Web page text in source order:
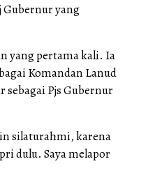
Gubernur yang
yang pertama kali. Ia
Komandan Lanud
sebagai Pjs Gubernur
silaturahmi, karena
dulu. Saya melapor